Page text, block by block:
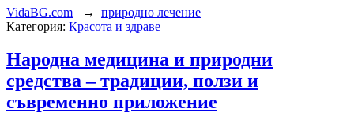
VidaBG.com → природно лечение
Категория: Красота и здраве
Народна медицина и природни
средства – традиции, ползи и
съвременно приложение